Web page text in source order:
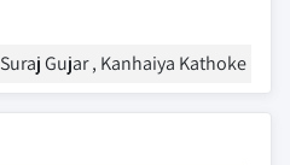
Suraj Gujar , Kanhaiya Kathoke